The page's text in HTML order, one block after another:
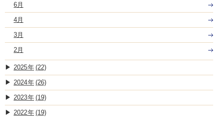
6月
4月
3月
2月
2025 (22)
2024 (26)
2023 (19)
2022 (19)